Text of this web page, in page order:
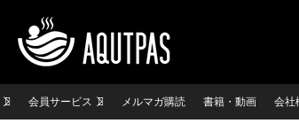
会員サービス メルマガ購読 書籍・動画 会社